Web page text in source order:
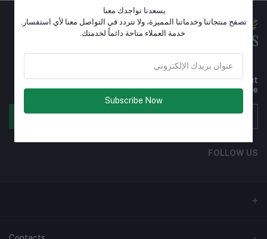
Subscribe to our newsletter for regular updates about
Offers, Coupons & more
الإشتراك
FOLLOW US
يسعدنا تواجدك معنا
تصفح منتجاتنا وخدماتنا المميزة، ولا تتردد في التواصل معنا لأي استفسار.
خدمة العملاء متاحة دائماً لخدمتك.
Subscribe Now